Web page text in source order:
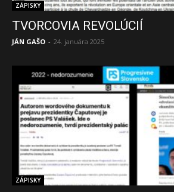
ZÁPISKY
TVORCOVIA REVOLÚCIÍ
JÁN GAŠO - 24. januára 2025
ZÁPISKY